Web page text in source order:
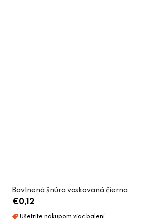
Bavlnená šnúra voskovaná čierna
€0,12